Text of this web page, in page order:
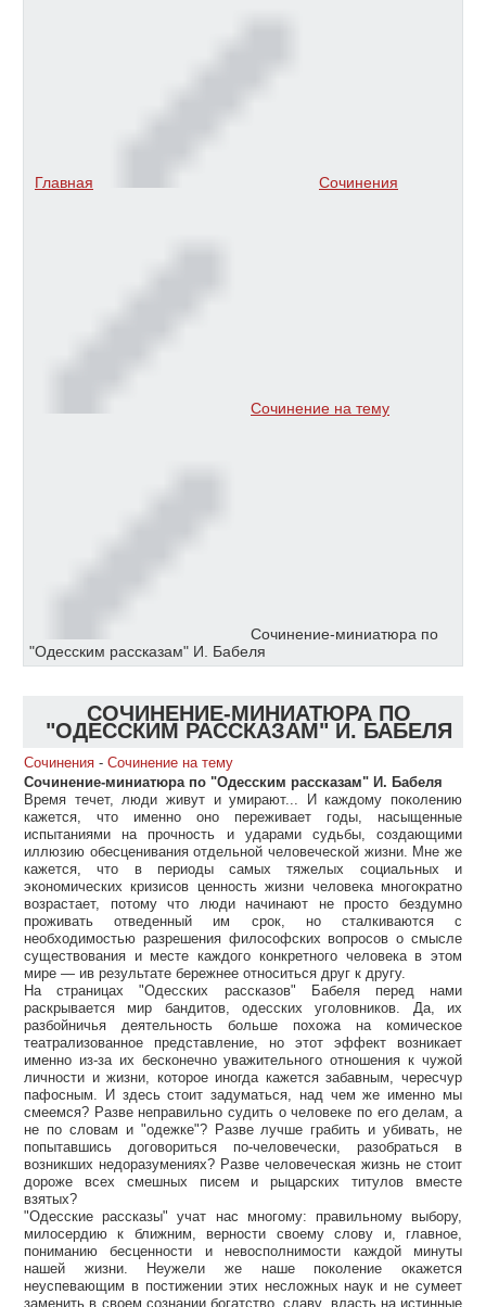
Главная Сочинения
Сочинение на тему
Сочинение-миниатюра по
"Одесским рассказам" И. Бабеля
СОЧИНЕНИЕ-МИНИАТЮРА ПО
"ОДЕССКИМ РАССКАЗАМ" И. БАБЕЛЯ
Сочинения - Сочинение на тему
Сочинение-миниатюра по "Одесским рассказам" И. Бабеля
Время течет, люди живут и умирают... И каждому поколению
кажется, что именно оно переживает годы, насыщенные
испытаниями на прочность и ударами судьбы, создающими
иллюзию обесценивания отдельной человеческой жизни. Мне же
кажется, что в периоды самых тяжелых социальных и
экономических кризисов ценность жизни человека многократно
возрастает, потому что люди начинают не просто бездумно
проживать отведенный им срок, но сталкиваются с
необходимостью разрешения философских вопросов о смысле
существования и месте каждого конкретного человека в этом
мире — ив результате бережнее относиться друг к другу.
На страницах "Одесских рассказов" Бабеля перед нами
раскрывается мир бандитов, одесских уголовников. Да, их
разбойничья деятельность больше похожа на комическое
театрализованное представление, но этот эффект возникает
именно из-за их бесконечно уважительного отношения к чужой
личности и жизни, которое иногда кажется забавным, чересчур
пафосным. И здесь стоит задуматься, над чем же именно мы
смеемся? Разве неправильно судить о человеке по его делам, а
не по словам и "одежке"? Разве лучше грабить и убивать, не
попытавшись договориться по-человечески, разобраться в
возникших недоразумениях? Разве человеческая жизнь не стоит
дороже всех смешных писем и рыцарских титулов вместе
взятых?
"Одесские рассказы" учат нас многому: правильному выбору,
милосердию к ближним, верности своему слову и, главное,
пониманию бесценности и невосполнимости каждой минуты
нашей жизни. Неужели же наше поколение окажется
неуспевающим в постижении этих несложных наук и не сумеет
заменить в своем сознании богатство, славу, власть на истинные